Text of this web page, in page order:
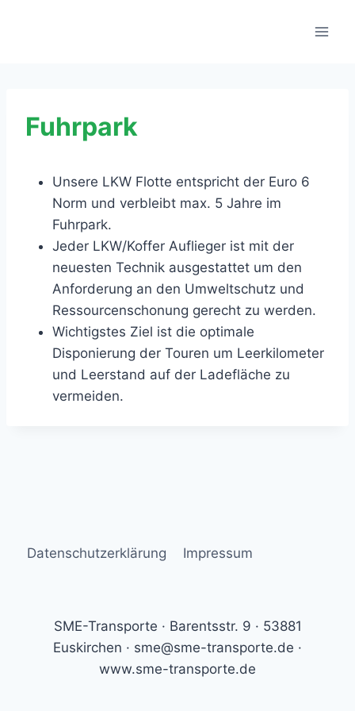
Fuhrpark
Unsere LKW Flotte entspricht der Euro 6
Norm und verbleibt max. 5 Jahre im
Fuhrpark.
Jeder LKW/Koffer Auflieger ist mit der
neuesten Technik ausgestattet um den
Anforderung an den Umweltschutz und
Ressourcenschonung gerecht zu werden.
Wichtigstes Ziel ist die optimale
Disponierung der Touren um Leerkilometer
und Leerstand auf der Ladefläche zu
vermeiden.
Datenschutzerklärung Impressum
SME-Transporte · Barentsstr. 9 · 53881
Euskirchen · sme@sme-transporte.de ·
www.sme-transporte.de